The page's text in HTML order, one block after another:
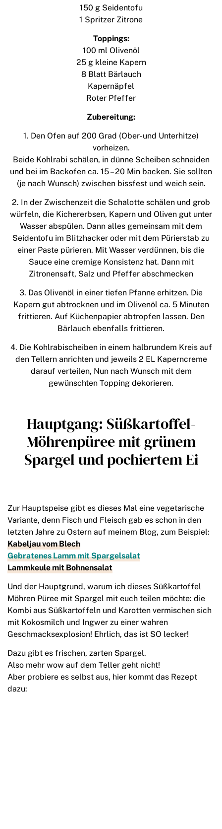
150 g Seidentofu
1 Spritzer Zitrone
Toppings:
100 ml Olivenöl
25 g kleine Kapern
8 Blatt Bärlauch
Kapernäpfel
Roter Pfeffer
Zubereitung:
1. Den Ofen auf 200 Grad (Ober- und Unterhitze)
vorheizen.
Beide Kohlrabi schälen, in dünne Scheiben schneiden
und bei im Backofen ca. 15 – 20 Min backen. Sie sollten
(je nach Wunsch) zwischen bissfest und weich sein.
2. In der Zwischenzeit die Schalotte schälen und grob
würfeln, die Kichererbsen, Kapern und Oliven gut unter
Wasser abspülen. Dann alles gemeinsam mit dem
Seidentofu im Blitzhacker oder mit dem Pürierstab zu
einer Paste pürieren. Mit Wasser verdünnen, bis die
Sauce eine cremige Konsistenz hat. Dann mit
Zitronensaft, Salz und Pfeffer abschmecken
3. Das Olivenöl in einer tiefen Pfanne erhitzen. Die
Kapern gut abtrocknen und im Olivenöl ca. 5 Minuten
frittieren. Auf Küchenpapier abtropfen lassen. Den
Bärlauch ebenfalls frittieren.
4. Die Kohlrabischeiben in einem halbrundem Kreis auf
den Tellern anrichten und jeweils 2 EL Kaperncreme
darauf verteilen, Nun nach Wunsch mit dem
gewünschten Topping dekorieren.
Hauptgang: Süßkartoffel-
Möhrenpüree mit grünem
Spargel und pochiertem Ei
Zur Hauptspeise gibt es dieses Mal eine vegetarische
Variante, denn Fisch und Fleisch gab es schon in den
letzten Jahre zu Ostern auf meinem Blog, zum Beispiel:
Kabeljau vom Blech
Gebratenes Lamm mit Spargelsalat
Lammkeule mit Bohnensalat
Und der Hauptgrund, warum ich dieses Süßkartoffel
Möhren Püree mit Spargel mit euch teilen möchte: die
Kombi aus Süßkartoffeln und Karotten vermischen sich
mit Kokosmilch und Ingwer zu einer wahren
Geschmacksexplosion! Ehrlich, das ist SO lecker!
Dazu gibt es frischen, zarten Spargel.
Also mehr wow auf dem Teller geht nicht!
Aber probiere es selbst aus, hier kommt das Rezept
dazu: